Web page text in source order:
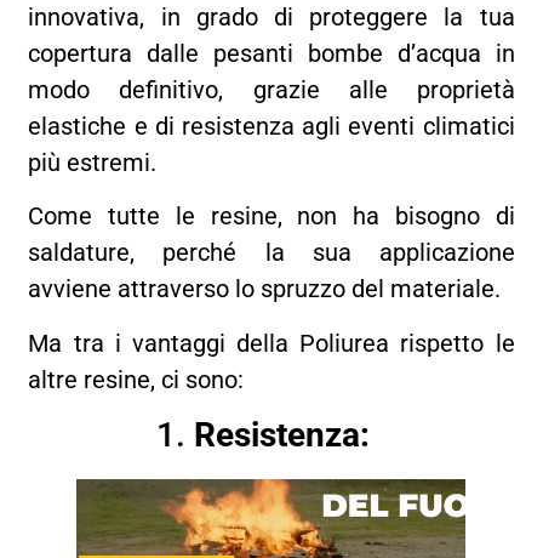
innovativa, in grado di proteggere la tua
copertura dalle pesanti bombe d’acqua in
modo definitivo, grazie alle proprietà
elastiche e di resistenza agli eventi climatici
più estremi.
Come tutte le resine, non ha bisogno di
saldature, perché la sua applicazione
avviene attraverso lo spruzzo del materiale.
Ma tra i vantaggi della Poliurea rispetto le
altre resine, ci sono:
1. Resistenza: